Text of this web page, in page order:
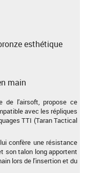
esthétique
main
de l'airsoft, propose ce
avec les répliques
TTI (Taran Tactical
confère une résistance
son talon long apportent
lors de l'insertion et du